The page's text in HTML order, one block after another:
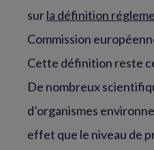
surla définition
Commission
Cette définition reste
De nombreux
d’organismes
effet que le niveau de